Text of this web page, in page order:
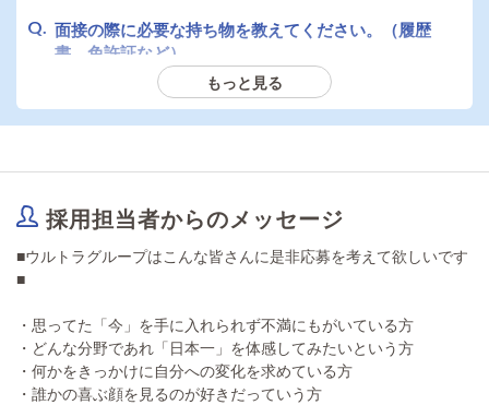
面接の際に必要な持ち物を教えてください。（履歴
書、免許証など）
身分証と本籍地記載の住民票をご持参ください。
もっと見る
採用担当者からのメッセージ
■ウルトラグループはこんな皆さんに是非応募を考えて欲しいです
■
・思ってた「今」を手に入れられず不満にもがいている方
・どんな分野であれ「日本一」を体感してみたいという方
・何かをきっかけに自分への変化を求めている方
・誰かの喜ぶ顔を見るのが好きだっていう方